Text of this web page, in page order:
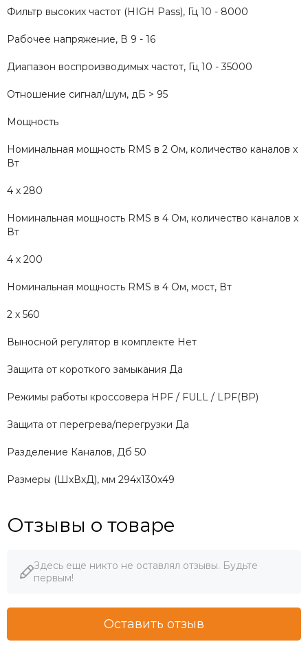
Фильтр высоких частот (HIGH Pass), Гц 10 - 8000
Рабочее напряжение, В 9 - 16
Диапазон воспроизводимых частот, Гц 10 - 35000
Отношение сигнал/шум, дБ > 95
Мощность
Номинальная мощность RMS в 2 Ом, количество каналов х
Вт
4 х 280
Номинальная мощность RMS в 4 Ом, количество каналов х
Вт
4 х 200
Номинальная мощность RMS в 4 Ом, мост, Вт
2 х 560
Выносной регулятор в комплекте Нет
Защита от короткого замыкания Да
Режимы работы кроссовера HPF / FULL / LPF(BP)
Защита от перегрева/перегрузки Да
Разделение Каналов, Дб 50
Размеры (ШхВхД), мм 294х130х49
Отзывы о товаре
Здесь еще никто не оставлял отзывы. Будьте
первым!
Оставить отзыв